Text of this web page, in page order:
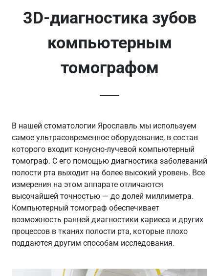
3D-диагностика зубов
компьютерным
томографом
В нашей стоматологии Ярославль мы используем
самое ультрасовременное оборудование, в состав
которого входит конусно-лучевой компьютерный
томограф. С его помощью диагностика заболеваний
полости рта выходит на более высокий уровень. Все
измерения на этом аппарате отличаются
высочайшей точностью — до долей миллиметра.
Компьютерный томограф обеспечивает
возможность ранней диагностики кариеса и других
процессов в тканях полости рта, которые плохо
поддаются другим способам исследования.